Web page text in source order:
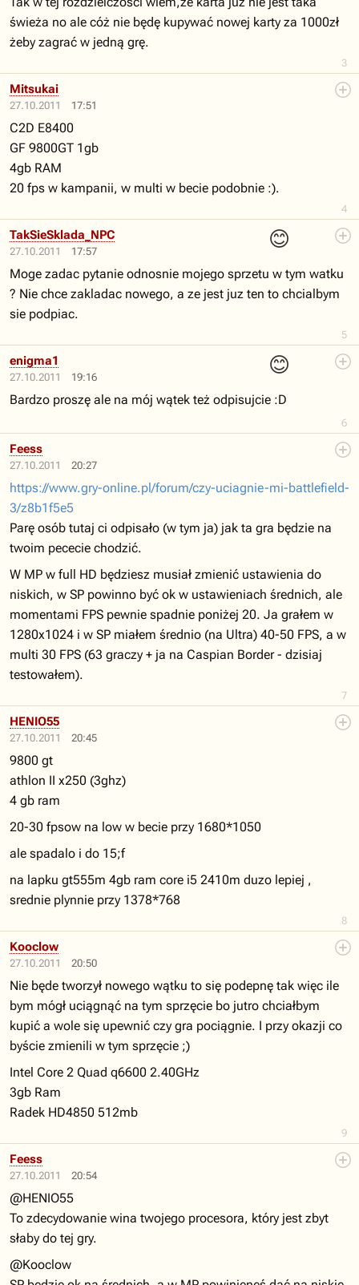
3
świeża no ale cóż nie będę kupywać nowej karty za 1000zł
żeby zagrać w jedną grę.
27.10.2011 17:51
4
Mitsukai
C2D E8400
GF 9800GT 1gb
4gb RAM
20 fps w kampanii, w multi w becie podobnie :).
27.10.2011 17:57
😊
5
TakSieSklada_NPC
Moge zadac pytanie odnosnie mojego sprzetu w tym watku
? Nie chce zakladac nowego, a ze jest juz ten to chcialbym
sie podpiac.
27.10.2011 19:16
😊
6
enigma1
Bardzo proszę ale na mój wątek też odpisujcie :D
27.10.2011 20:27
7
Feess
https://www.gry-online.pl/forum/czy-uciagnie-mi-battlefield-
3/z8b1f5e5
Parę osób tutaj ci odpisało (w tym ja) jak ta gra będzie na
twoim pececie chodzić.
W MP w full HD będziesz musiał zmienić ustawienia do
niskich, w SP powinno być ok w ustawieniach średnich, ale
momentami FPS pewnie spadnie poniżej 20. Ja grałem w
1280x1024 i w SP miałem średnio (na Ultra) 40-50 FPS, a w
multi 30 FPS (63 graczy + ja na Caspian Border - dzisiaj
testowałem).
27.10.2011 20:45
8
HENIO55
9800 gt
athlon II x250 (3ghz)
4 gb ram
20-30 fpsow na low w becie przy 1680*1050
ale spadalo i do 15;f
na lapku gt555m 4gb ram core i5 2410m duzo lepiej ,
srednie plynnie przy 1378*768
27.10.2011 20:50
9
Kooclow
Nie będe tworzył nowego wątku to się podepnę tak więc ile
bym mógł uciągnąć na tym sprzęcie bo jutro chciałbym
kupić a wole się upewnić czy gra pociągnie. I przy okazji co
byście zmienili w tym sprzęcie ;)
Intel Core 2 Quad q6600 2.40GHz
3gb Ram
Radek HD4850 512mb
27.10.2011 20:54
Feess
@HENIO55
To zdecydowanie wina twojego procesora, który jest zbyt
słaby do tej gry.
@Kooclow